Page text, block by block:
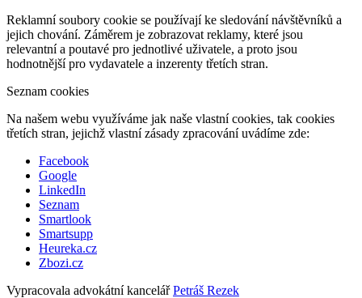
Reklamní soubory cookie se používají ke sledování návštěvníků a
jejich chování. Záměrem je zobrazovat reklamy, které jsou
relevantní a poutavé pro jednotlivé uživatele, a proto jsou
hodnotnější pro vydavatele a inzerenty třetích stran.
Seznam cookies
Na našem webu využíváme jak naše vlastní cookies, tak cookies
třetích stran, jejichž vlastní zásady zpracování uvádíme zde:
Facebook
Google
LinkedIn
Seznam
Smartlook
Smartsupp
Heureka.cz
Zbozi.cz
Vypracovala advokátní kancelářPetráš Rezek